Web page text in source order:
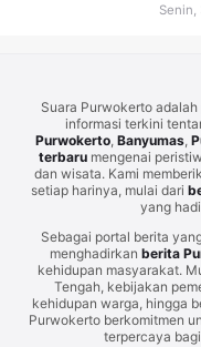
Senin,
Suara Purwokerto
informasi terkini
Purwokerto, Banyumas,
terbarumengenai
dan wisata. Kami
setiap harinya, mulai dari
yang
Sebagai portal berita
menghadirkan berita
kehidupan masyarakat.
Tengah, kebijakan
kehidupan warga, hingga
Purwokerto berkomitmen
terpercaya